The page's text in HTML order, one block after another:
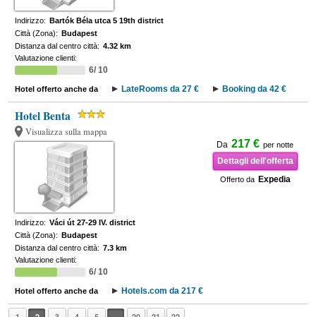
Indirizzo: Bartók Béla utca 5 19th district
Città (Zona): Budapest
Distanza dal centro città: 4.32 km
Valutazione clienti:
6/ 10
Hotel offerto anche da LateRooms da 27 € Booking da 42 €
Hotel Benta
Visualizza sulla mappa
Da 217 € per notte
Dettagli dell'offerta
Offerto da Expedia
Indirizzo: Váci út 27-29 IV. district
Città (Zona): Budapest
Distanza dal centro città: 7.3 km
Valutazione clienti:
6/ 10
Hotel offerto anche da Hotels.com da 217 €